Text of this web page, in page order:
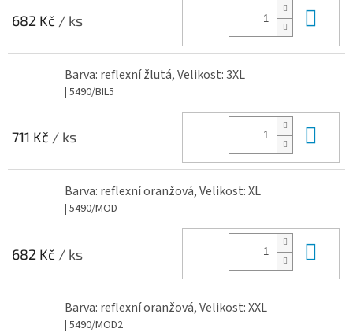
682 Kč / ks
Barva: reflexní žlutá, Velikost: 3XL
| 5490/BIL5
711 Kč / ks
Barva: reflexní oranžová, Velikost: XL
| 5490/MOD
682 Kč / ks
Barva: reflexní oranžová, Velikost: XXL
| 5490/MOD2